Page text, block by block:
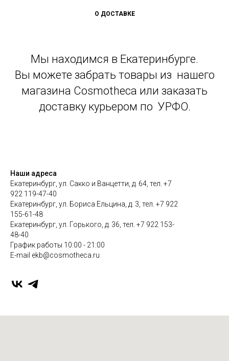
О ДОСТАВКЕ
Мы находимся в Екатеринбурге.
Вы можете забрать товары из нашего
магазина Cosmotheca или заказать
доставку курьером по УРФО.
Наши адреса
Екатеринбург, ул. Сакко и Ванцетти, д. 64, тел. +7
922 119-47-40
Екатеринбург, ул. Бориса Ельцина, д. 3, тел. +7 922
155-61-48
Екатеринбург, ул. Горького, д. 36, тел. +7 922 153-
48-40
График работы 10:00 - 21:00
E-mail ekb@cosmotheca.ru